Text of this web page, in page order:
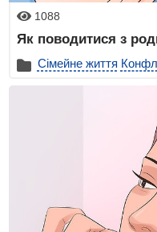
1088
Як поводитися з
Сімейне життя